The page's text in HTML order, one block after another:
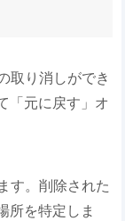
取り消しができ
「元に戻す」オ
す。削除された
所を特定しま